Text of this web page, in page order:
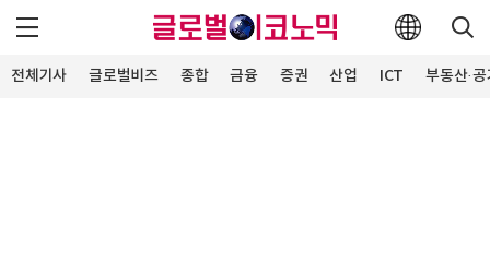
전체기사 글로벌비즈 종합 금융 증권 산업 ICT 부동산·